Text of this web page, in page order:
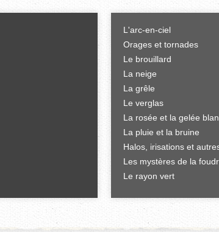
L'arc-en-ciel
Orages et tornades
Le brouillard
La neige
La grêle
Le verglas
La rosée et la gelée
La pluie et la bruine
Halos, irisations et
Les mystères de la
Le rayon vert